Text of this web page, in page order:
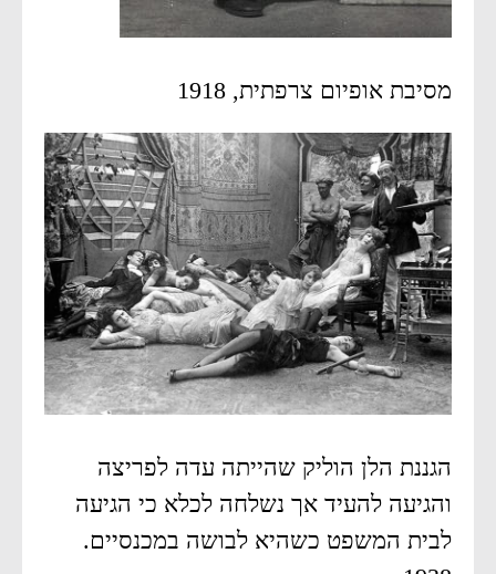
מסיבת אופיום צרפתית, 1918
הגננת הלן הוליק שהייתה עדה לפריצה
והגיעה להעיד אך נשלחה לכלא כי הגיעה
לבית המשפט כשהיא לבושה במכנסיים.